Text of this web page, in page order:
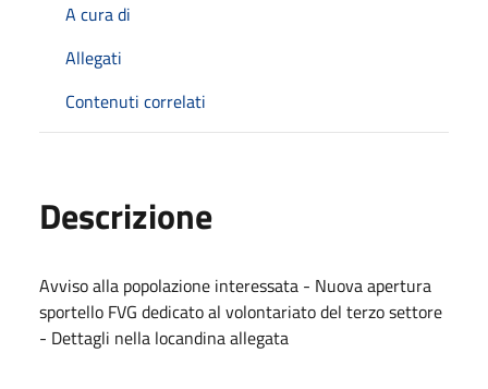
A cura di
Allegati
Contenuti correlati
Descrizione
Avviso alla popolazione interessata - Nuova apertura
sportello FVG dedicato al volontariato del terzo settore
- Dettagli nella locandina allegata